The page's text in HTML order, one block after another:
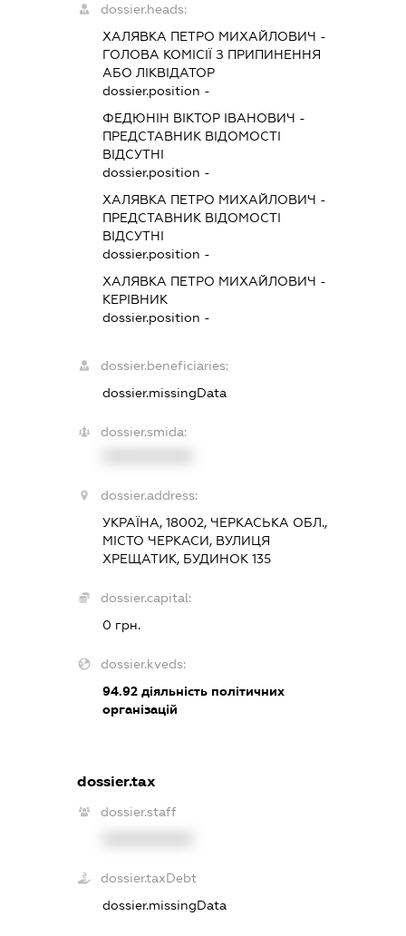
dossier.heads:
ХАЛЯВКА ПЕТРО МИХАЙЛОВИЧ -
ГОЛОВА КОМІСІЇ З ПРИПИНЕННЯ
АБО ЛІКВІДАТОР
dossier.position -
ФЕДЮНІН ВІКТОР ІВАНОВИЧ -
ПРЕДСТАВНИК ВІДОМОСТІ
ВІДСУТНІ
dossier.position -
ХАЛЯВКА ПЕТРО МИХАЙЛОВИЧ -
ПРЕДСТАВНИК ВІДОМОСТІ
ВІДСУТНІ
dossier.position -
ХАЛЯВКА ПЕТРО МИХАЙЛОВИЧ -
КЕРІВНИК
dossier.position -
dossier.beneficiaries:
dossier.missingData
dossier.smida:
dossier.address:
УКРАЇНА, 18002, ЧЕРКАСЬКА ОБЛ.,
МІСТО ЧЕРКАСИ, ВУЛИЦЯ
ХРЕЩАТИК, БУДИНОК 135
dossier.capital:
0 грн.
dossier.kveds:
94.92діяльність політичних
організацій
dossier.tax
dossier.staff
dossier.taxDebt
dossier.missingData